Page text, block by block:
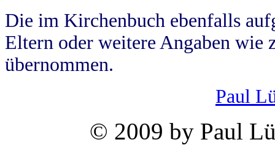
Die im Kirchenbuch ebenfalls
Eltern oder weitere Angaben wie
übernommen.
Paul
© 2009 by Paul